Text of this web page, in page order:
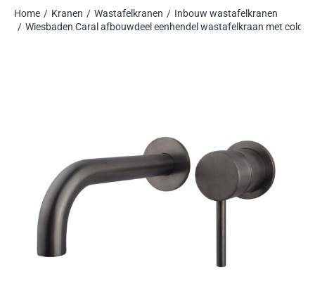
Je bent hier:
Home Kranen Wastafelkranen
Inbouw wastafelkranen
Wiesbaden Caral afbouwdeel eenhendel wastafelkraan met